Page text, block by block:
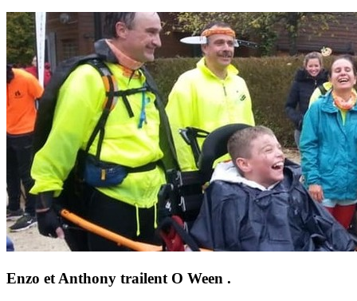
Enzo et Anthony trailent O Ween .